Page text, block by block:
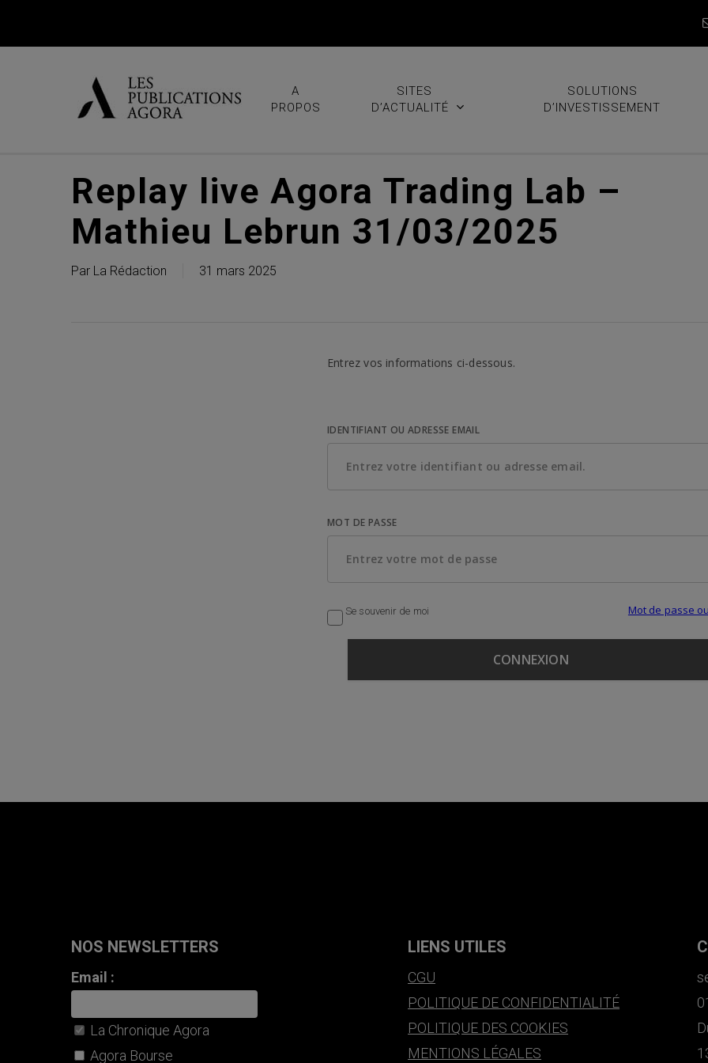
A
PROPOS
SITES
D’ACTUALITÉ
SOLUTIONS
D’INVESTISSEMENT
Replay live Agora Trading Lab –
Mathieu Lebrun 31/03/2025
Par La Rédaction 31 mars 2025
Entrez vos informations ci-dessous.
IDENTIFIANT OU ADRESSE EMAIL
MOT DE PASSE
Se souvenir de moi Mot de passe
NOS NEWSLETTERS
Email :
La Chronique Agora
Agora Bourse
LIENS UTILES
CGU
POLITIQUE DE CONFIDENTIALITÉ
POLITIQUE DES COOKIES
MENTIONS LÉGALES